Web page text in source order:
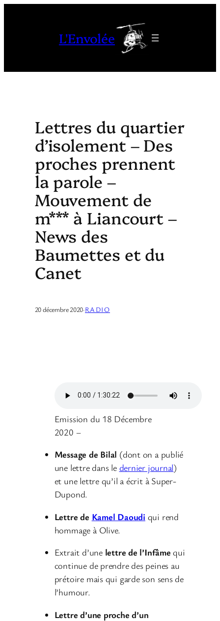
L'Envolée
Lettres du quartier
d’isolement – Des
proches prennent
la parole –
Mouvement de
m*** à Liancourt –
News des
Baumettes et du
Canet
20 décembre 2020·RADIO
Emission du 18 Décembre
2020 –
Message de Bilal (dont on a publié
une lettre dans le dernier journal)
et une lettre qu’il a écrit à Super-
Dupond.
Lettre de Kamel Daoudi qui rend
hommage à Olive.
Extrait d’une lettre de l’Infâmequi
continue de prendre des peines au
prétoire mais qui garde son sens de
l’humour.
Lettre d’une proche d’un